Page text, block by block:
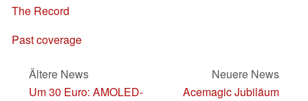
The Record
Past coverage
Ältere News
Um 30 Euro: AMOLED-
Neuere News
Acemagic Jubiläum